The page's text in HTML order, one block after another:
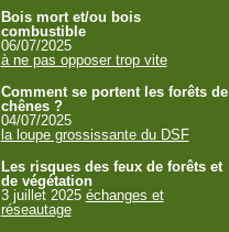
Bois mort et/ou bois
combustible
06/07/2025
à ne pas opposer trop vite
Comment se portent les forêts de
chênes ?
04/07/2025
la loupe grossissante du DSF
Les risques des feux de forêts et
de végétation
3 juillet 2025 échanges et
réseautage